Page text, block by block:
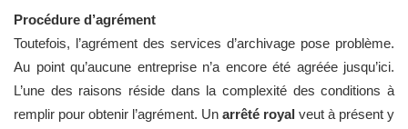
Procédure d’agrément
Toutefois, l’agrément des services d’archivage pose problème.
Au point qu’aucune entreprise n’a encore été agréée jusqu’ici.
L’une des raisons réside dans la complexité des conditions à
remplir pour obtenir l’agrément. Un arrêté royal veut à présent y